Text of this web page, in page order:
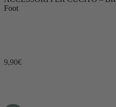
Foot
9,90€